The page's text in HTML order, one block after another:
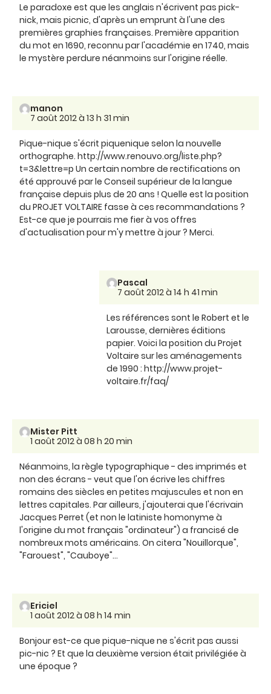
Le paradoxe est que les anglais n'écrivent pas pick-
nick, mais picnic, d'après un emprunt à l'une des
premières graphies françaises. Première apparition
du mot en 1690, reconnu par l'académie en 1740, mais
le mystère perdure néanmoins sur l'origine réelle.
manon
7 août 2012 à 13 h 31 min
Pique-nique s'écrit piquenique selon la nouvelle
orthographe. http://www.renouvo.org/liste.php?
t=3&lettre=p Un certain nombre de rectifications on
été approuvé par le Conseil supérieur de la langue
française depuis plus de 20 ans ! Quelle est la position
du PROJET VOLTAIRE fasse à ces recommandations ?
Est-ce que je pourrais me fier à vos offres
d'actualisation pour m'y mettre à jour ? Merci.
Pascal
7 août 2012 à 14 h 41 min
Les références sont le Robert et le
Larousse, dernières éditions
papier. Voici la position du Projet
Voltaire sur les aménagements
de 1990 : http://www.projet-
voltaire.fr/faq/
Mister Pitt
1 août 2012 à 08 h 20 min
Néanmoins, la règle typographique - des imprimés et
non des écrans - veut que l'on écrive les chiffres
romains des siècles en petites majuscules et non en
lettres capitales. Par ailleurs, j'ajouterai que l'écrivain
Jacques Perret (et non le latiniste homonyme à
l'origine du mot français "ordinateur") a francisé de
nombreux mots américains. On citera "Nouillorque",
"Farouest", "Cauboye"...
Ericiel
1 août 2012 à 08 h 14 min
Bonjour est-ce que pique-nique ne s'écrit pas aussi
pic-nic ? Et que la deuxième version était privilégiée à
une époque ?